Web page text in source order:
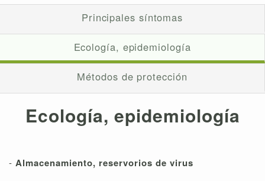
Principales síntomas
Ecología, epidemiología
Métodos de protección
Ecología, epidemiología
- Almacenamiento, reservorios de virus